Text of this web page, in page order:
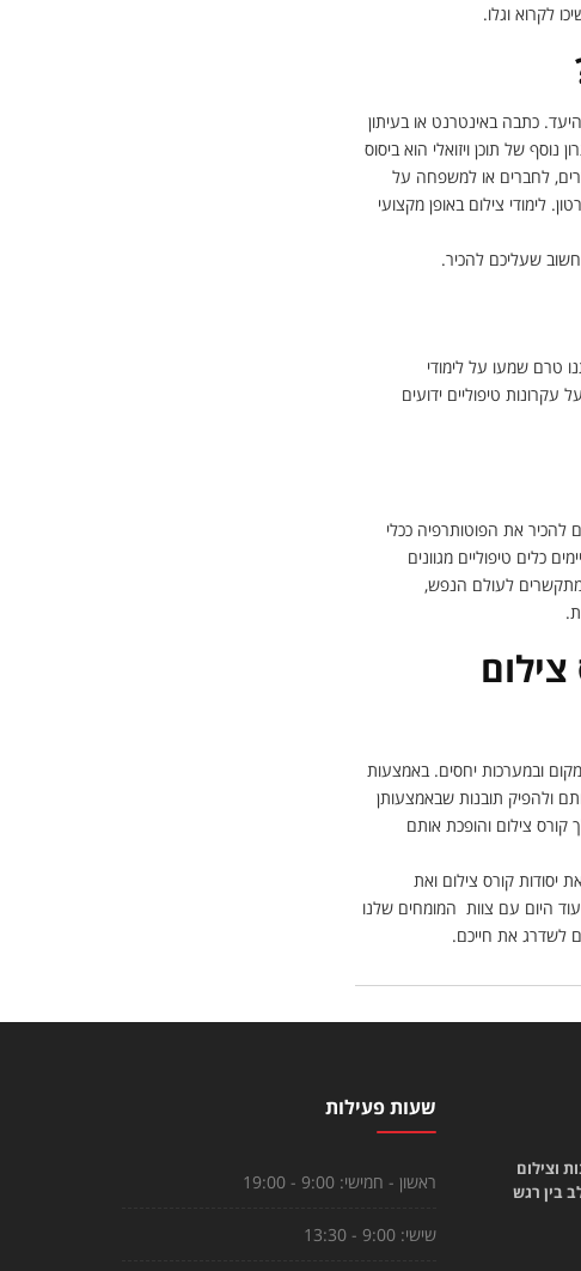
לקרוא וגלו.
כתבה באינטרנט או בעיתון
נוסף של תוכן ויזואלי הוא ביסוס
לחברים או למשפחה על
לימודי צילום באופן מקצועי
שעליכם להכיר.
טרם שמעו על לימודי
טיפוליים ידועים
להכיר את הפוטותרפיה ככלי
כלים טיפוליים מגוונים
לעולם הנפש,
ובמערכות יחסים. באמצעות
ולהפיק תובנות שבאמצעותן
צילום והופכת אותם
יסודות קורס צילום ואת
היום עם צוות המומחים שלנו
לשדרג את חייכם.
וצילום
בין רגש
שעות פעילות
ראשון - חמישי:9:00 - 19:00
שישי:9:00 - 13:30